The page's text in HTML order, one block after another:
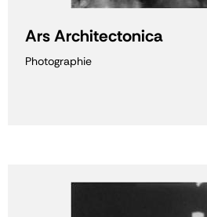
Ars Architectonica
Photographie